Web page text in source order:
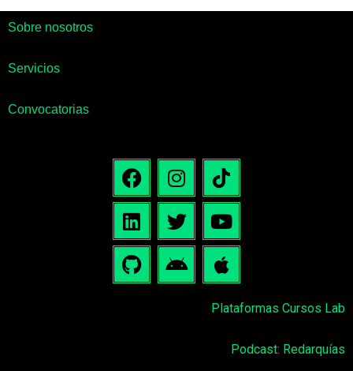
Sobre nosotros
Servicios
Convocatorias
Plataformas Cursos Lab
Podcast: Redarquías